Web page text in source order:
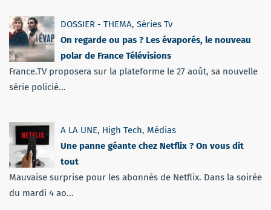
DOSSIER - THEMA, Séries Tv
On regarde ou pas ? Les évaporés, le nouveau
polar de France Télévisions
France.TV proposera sur la plateforme le 27 août, sa nouvelle
série policiè...
A LA UNE, High Tech, Médias
Une panne géante chez Netflix ? On vous dit
tout
Mauvaise surprise pour les abonnés de Netflix. Dans la soirée
du mardi 4 ao...